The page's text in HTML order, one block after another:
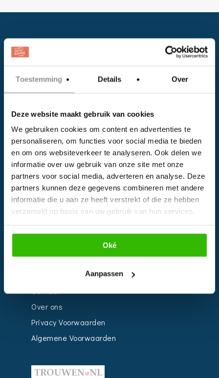
Toestemming Details Over
Deze website maakt gebruik van cookies
We gebruiken cookies om content en advertenties te
personaliseren, om functies voor social media te bieden
en om ons websiteverkeer te analyseren. Ook delen we
informatie over uw gebruik van onze site met onze
partners voor social media, adverteren en analyse. Deze
partners kunnen deze gegevens combineren met andere
informatie die u aan ze heeft verstrekt of die ze hebben
verzameld op basis van uw gebruik van hun services.
Oké
Aanpassen
Instagram
EVENTS
Kalender
Bedrijven
Impressie
Over ons
Privacy Voorwaarden
Algemene Voorwaarden